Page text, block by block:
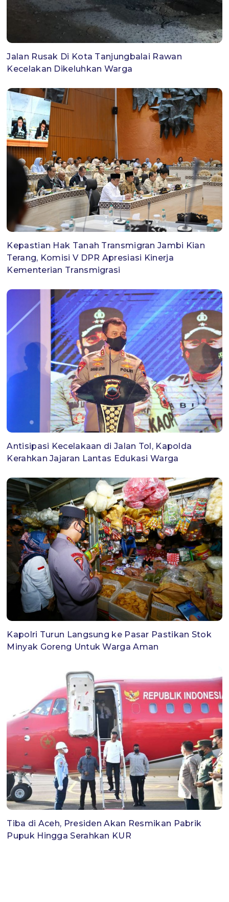
Jalan Rusak Di Kota Tanjungbalai Rawan
Kecelakan Dikeluhkan Warga
Kepastian Hak Tanah Transmigran Jambi Kian
Terang, Komisi V DPR Apresiasi Kinerja
Kementerian Transmigrasi
Antisipasi Kecelakaan di Jalan Tol, Kapolda
Kerahkan Jajaran Lantas Edukasi Warga
Kapolri Turun Langsung ke Pasar Pastikan Stok
Minyak Goreng Untuk Warga Aman
Tiba di Aceh, Presiden Akan Resmikan Pabrik
Pupuk Hingga Serahkan KUR